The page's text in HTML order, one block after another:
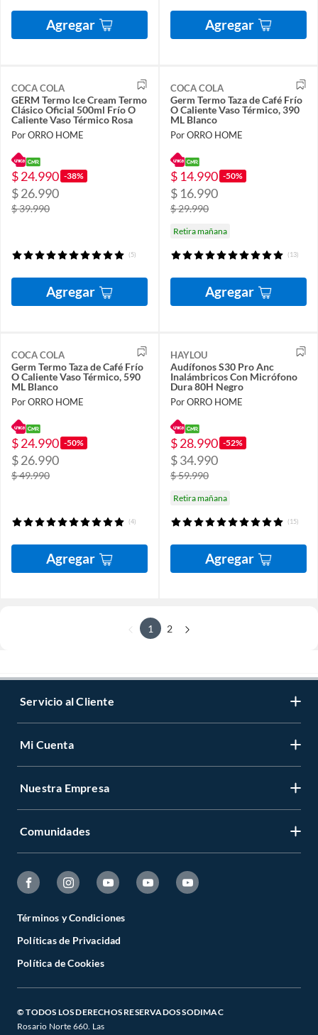
Agregar Agregar
COCA COLA
GERM Termo Ice Cream Termo
Clásico Oficial 500ml Frío O
Caliente Vaso Térmico Rosa
Por ORRO HOME
$ 24.990 -38%
$ 26.990
$ 39.990
(5)
Agregar
COCA COLA
Germ Termo Taza de Café Frío
O Caliente Vaso Térmico, 390
ML Blanco
Por ORRO HOME
$ 14.990 -50%
$ 16.990
$ 29.990
Retira mañana
(13)
Agregar
COCA COLA
Germ Termo Taza de Café Frío
O Caliente Vaso Térmico, 590
ML Blanco
Por ORRO HOME
$ 24.990 -50%
$ 26.990
$ 49.990
(4)
Agregar
HAYLOU
Audífonos S30 Pro Anc
Inalámbricos Con Micrófono
Dura 80H Negro
Por ORRO HOME
$ 28.990 -52%
$ 34.990
$ 59.990
Retira mañana
(15)
Agregar
1 2
Servicio al Cliente
Mi Cuenta
Nuestra Empresa
Comunidades
Términos y Condiciones
Políticas de Privacidad
Política de Cookies
© TODOS LOS DERECHOS RESERVADOS SODIMAC
Rosario Norte 660. Las